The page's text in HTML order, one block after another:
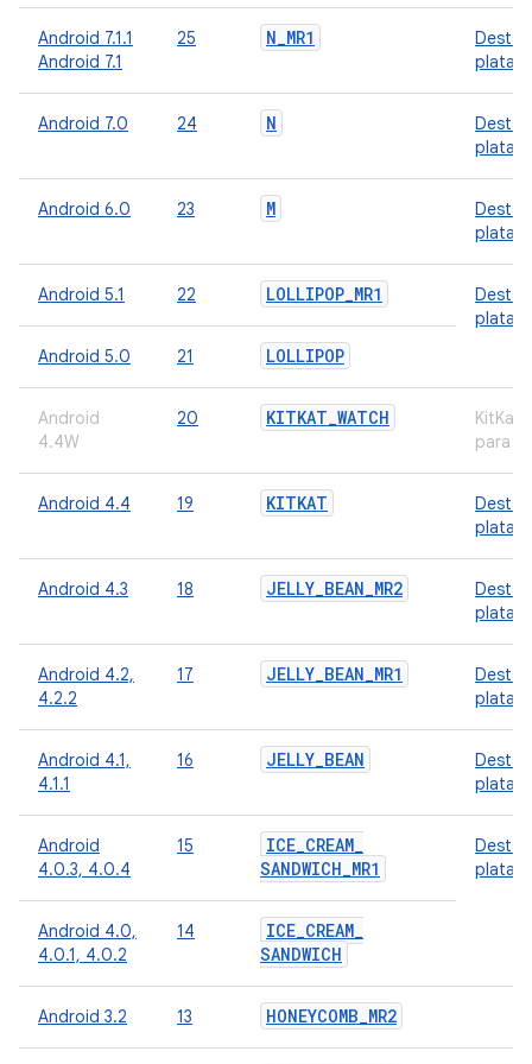
Android 7.1.1
Android 7.1
25 N_MR1
Android 7.0 24 N
Android 6.0 23 M
Android 5.1 22 LOLLIPOP_MR1
Android 5.0
21 LOLLIPOP
Android
4.4W
20 KITKAT_WATCH
KitKat
para
Android 4.4 19 KITKAT
Android 4.3 18 JELLY_BEAN_MR2
Android 4.2,
4.2.2
17 JELLY_BEAN_MR1
Android 4.1,
4.1.1
16 JELLY_BEAN
Android
4.0.3, 4.0.4
15 ICE_CREAM_
SANDWICH_MR1
Android 4.0,
4.0.1, 4.0.2
14 ICE_CREAM_
SANDWICH
Android 3.2 13 HONEYCOMB_MR2